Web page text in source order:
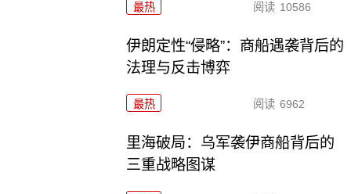
最热 阅读 10586
伊朗定性“侵略”：商船遇袭背后的
法理与反击博弈
最热 阅读 6962
里海破局：乌军袭伊商船背后的
三重战略图谋